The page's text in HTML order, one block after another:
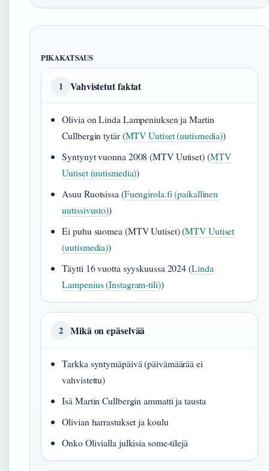
PIKAKATSAUS
1 Vahvistetut faktat
Olivia on Linda Lampeniuksen ja Martin
Cullbergin tytär (MTV Uutiset (uutismedia))
Syntynyt vuonna 2008 (MTV Uutiset) (MTV
Uutiset (uutismedia))
Asuu Ruotsissa (Fuengirola.fi (paikallinen
uutissivusto))
Ei puhu suomea (MTV Uutiset) (MTV Uutiset
(uutismedia))
Täytti 16 vuotta syyskuussa 2024 (Linda
Lampenius (Instagram-tili))
2 Mikä on epäselvää
Tarkka syntymäpäivä (päivämäärää ei
vahvistettu)
Isä Martin Cullbergin ammatti ja tausta
Olivian harrastukset ja koulu
Onko Olivialla julkisia some-tilejä